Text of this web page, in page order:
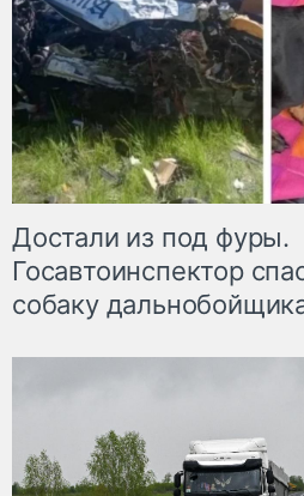
Достали из под фуры.
Госавтоинспектор
собаку